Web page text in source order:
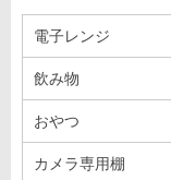
電子レンジ
飲み物
おやつ
カメラ専用棚